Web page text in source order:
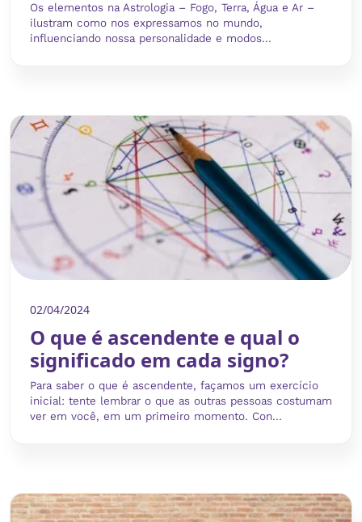
Os elementos na Astrologia – Fogo, Terra, Água e Ar –
ilustram como nos expressamos no mundo,
influenciando nossa personalidade e modos...
02/04/2024
O que é ascendente e qual o
significado em cada signo?
Para saber o que é ascendente, façamos um exercício
inicial: tente lembrar o que as outras pessoas costumam
ver em você, em um primeiro momento. Con...